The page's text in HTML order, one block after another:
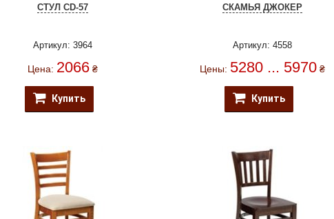
СТУЛ CD-57
Артикул: 3964
Цена: 2066 ₴
Купить
СКАМЬЯ ДЖОКЕР
Артикул: 4558
Цены: 5280 ... 5970 ₴
Купить